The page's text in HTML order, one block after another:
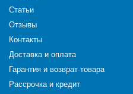
Статьи
Отзывы
Контакты
Доставка и оплата
Гарантия и возврат товара
Рассрочка и кредит